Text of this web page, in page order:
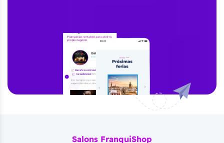
Salons FranquiShop